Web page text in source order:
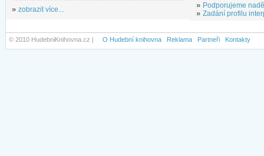
» zobrazit více... » Podporujeme
» Zadání profilu
© 2010 HudebniKnihovna.cz | O Hudební knihovna Reklama Partneři Kontakty